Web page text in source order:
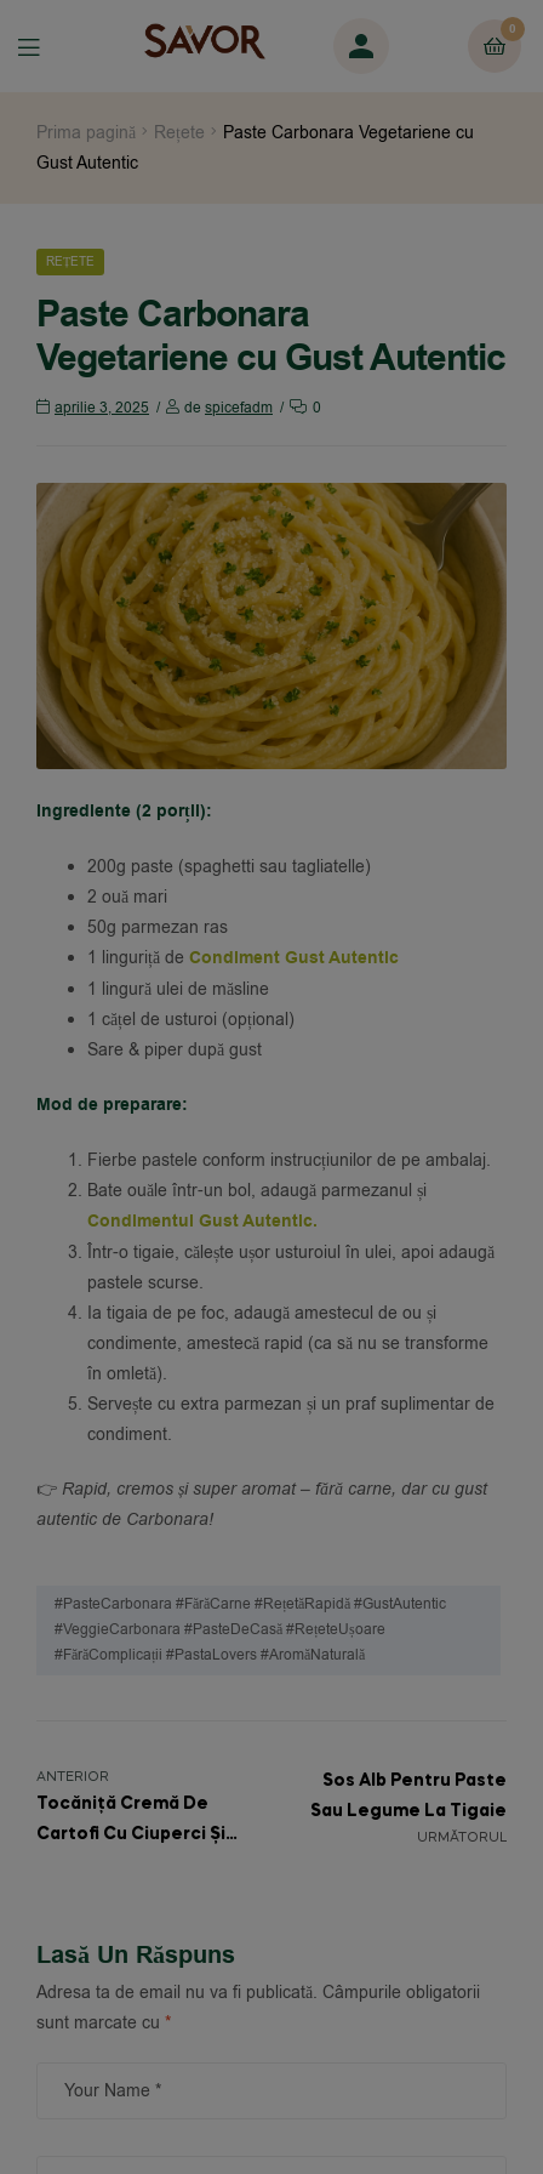
0
Prima pagină Rețete
Paste Carbonara Vegetariene cu
Gust Autentic
REȚETE
Paste Carbonara
Vegetariene cu Gust Autentic
aprilie 3, 2025 de spicefadm 0
Ingrediente (2 porții):
200g paste (spaghetti sau tagliatelle)
2 ouă mari
50g parmezan ras
1 linguriță de Condiment Gust Autentic
1 lingură ulei de măsline
1 cățel de usturoi (opțional)
Sare & piper după gust
Mod de preparare:
Fierbe pastele conform instrucțiunilor de pe ambalaj.
Bate ouăle într-un bol, adaugă parmezanul și
Condimentul Gust Autentic.
Într-o tigaie, călește ușor usturoiul în ulei, apoi adaugă
pastele scurse.
Ia tigaia de pe foc, adaugă amestecul de ou și
condimente, amestecă rapid (ca să nu se transforme
în omletă).
Servește cu extra parmezan și un praf suplimentar de
condiment.
👉 Rapid, cremos și super aromat – fără carne, dar cu gust
autentic de Carbonara!
#PasteCarbonara #FărăCarne #RețetăRapidă #GustAutentic
#VeggieCarbonara #PasteDeCasă #RețeteUșoare
#FărăComplicații #PastaLovers #AromăNaturală
ANTERIOR
Tocăniță Cremă De
Cartofi Cu Ciuperci Și
URMĂTORUL
Sos Alb Pentru Paste
Sau Legume La Tigaie
Lasă Un Răspuns
Adresa ta de email nu va fi publicată. Câmpurile obligatorii
sunt marcate cu *